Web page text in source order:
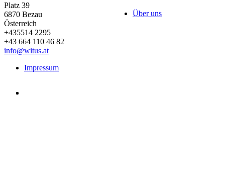
Platz 39
6870 Bezau
Österreich
+435514 2295
+43 664 110 46 82
info@witus.at
Über uns
Impressum